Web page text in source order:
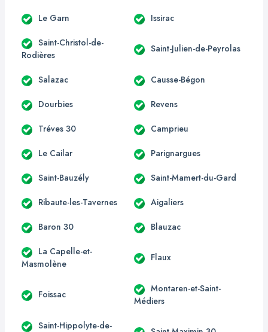
Le Garn Issirac
Saint-Christol-de-
Rodières
Saint-Julien-de-Peyrolas
Salazac Causse-Bégon
Dourbies Revens
Tréves 30 Camprieu
Le Cailar Parignargues
Saint-Bauzély Saint-Mamert-du-Gard
Ribaute-les-Tavernes Aigaliers
Baron 30 Blauzac
La Capelle-et-
Masmolène
Flaux
Foissac
Montaren-et-Saint-
Médiers
Saint-Hippolyte-de-